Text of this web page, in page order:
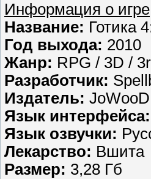
Информация о игре
Название: Готика
Год выхода: 2010
Жанр: RPG / 3D /
Разработчик:
Издатель:
Язык интерфейса:
Язык озвучки:
Лекарство: Вшита
Размер: 3,28 Гб